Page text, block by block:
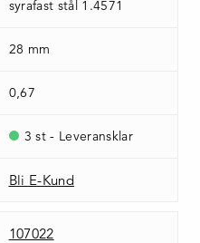
syrafast stål 1.4571
28 mm
0,67
3 st - Leveransklar
Bli E-Kund
107022